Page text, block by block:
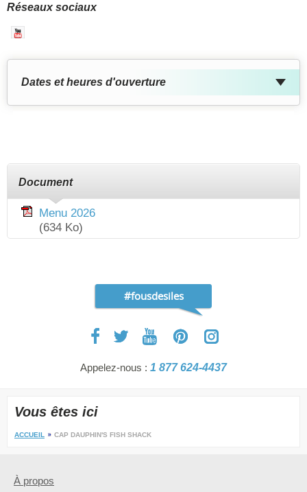
Réseaux sociaux
Dates et heures d'ouverture
Document
Menu 2026
(634 Ko)
#fousdesiles
Appelez-nous : 1 877 624-4437
Vous êtes ici
ACCUEIL CAP DAUPHIN'S FISH SHACK
À propos